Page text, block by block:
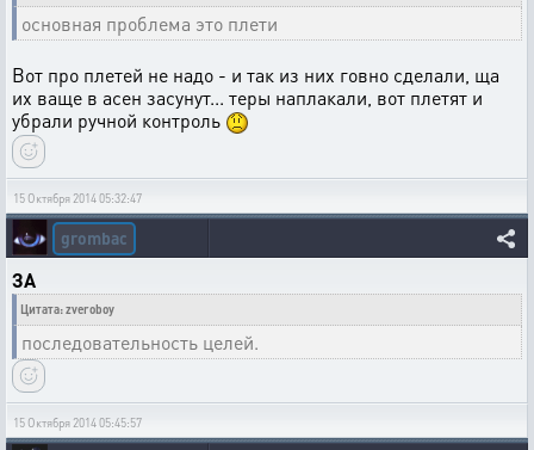
основная проблема это плети
Вот про плетей не надо - и так из них говно сделали, ща
их ваще в асен засунут... теры наплакали, вот плетят и
убрали ручной контроль
15 Октября 2014 05:32:47
grombac
ЗА
Цитата: zveroboy
последовательность целей.
15 Октября 2014 05:45:57